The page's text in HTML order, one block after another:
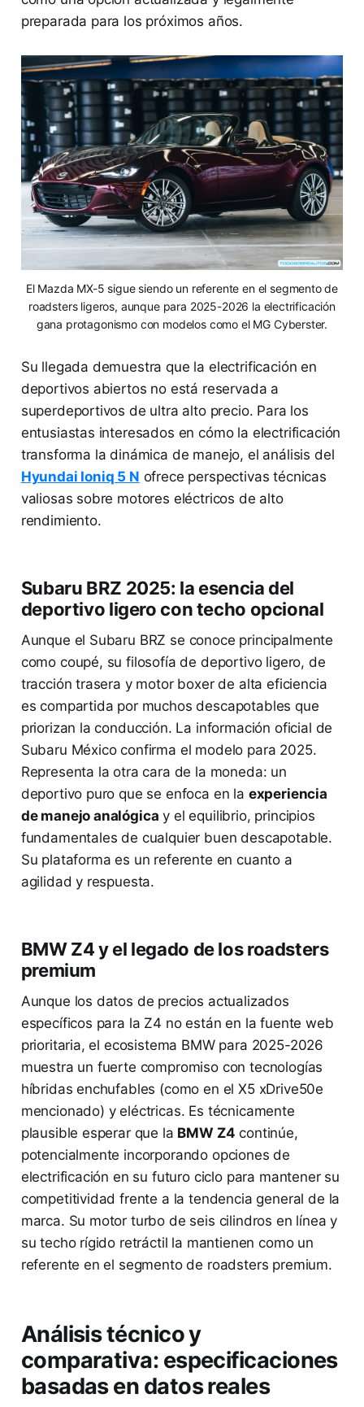
preparada para los próximos años.
El Mazda MX-5 sigue siendo un referente en el segmento de
roadsters ligeros, aunque para 2025-2026 la electrificación
gana protagonismo con modelos como el MG Cyberster.
Su llegada demuestra que la electrificación en
deportivos abiertos no está reservada a
superdeportivos de ultra alto precio. Para los
entusiastas interesados en cómo la electrificación
transforma la dinámica de manejo, el análisis del
Hyundai Ioniq 5 N ofrece perspectivas técnicas
valiosas sobre motores eléctricos de alto
rendimiento.
Subaru BRZ 2025: la esencia del
deportivo ligero con techo opcional
Aunque el Subaru BRZ se conoce principalmente
como coupé, su filosofía de deportivo ligero, de
tracción trasera y motor boxer de alta eficiencia
es compartida por muchos descapotables que
priorizan la conducción. La información oficial de
Subaru México confirma el modelo para 2025.
Representa la otra cara de la moneda: un
deportivo puro que se enfoca en la experiencia
de manejo analógica y el equilibrio, principios
fundamentales de cualquier buen descapotable.
Su plataforma es un referente en cuanto a
agilidad y respuesta.
BMW Z4 y el legado de los roadsters
premium
Aunque los datos de precios actualizados
específicos para la Z4 no están en la fuente web
prioritaria, el ecosistema BMW para 2025-2026
muestra un fuerte compromiso con tecnologías
híbridas enchufables (como en el X5 xDrive50e
mencionado) y eléctricas. Es técnicamente
plausible esperar que la BMW Z4 continúe,
potencialmente incorporando opciones de
electrificación en su futuro ciclo para mantener su
competitividad frente a la tendencia general de la
marca. Su motor turbo de seis cilindros en línea y
su techo rígido retráctil la mantienen como un
referente en el segmento de roadsters premium.
Análisis técnico y
comparativa: especificaciones
basadas en datos reales